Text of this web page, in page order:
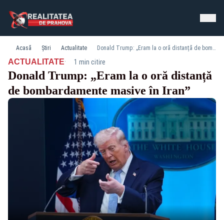
Acasă Știri Actualitate Donald Trump: „Eram la o oră distanță de bombardamente masive în Iran”
ACTUALITATE· 1 min citire
Donald Trump: „Eram la o oră distanță
de bombardamente masive în Iran”